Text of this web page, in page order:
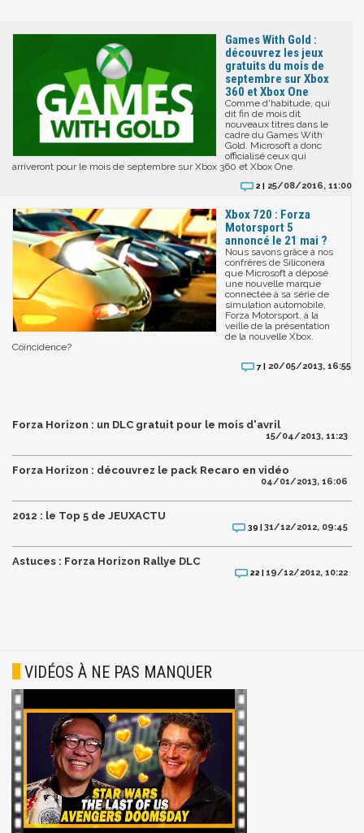
Games With Gold :
découvrez les jeux
gratuits du mois de
septembre sur Xbox
360 et Xbox One
Comme d'habitude, qui
dit fin de mois dit
nouveaux titres dans le
cadre du Games With
Gold. Microsoft a donc
officialisé ceux qui
arriveront pour le mois de septembre sur Xbox 360 et Xbox One.
2 | 25/08/2016, 11:00
Xbox 720 : Forza
Motorsport 5
annoncé le 21 mai ?
Nous savons grâce à nos
confrères de Siliconera
que Microsoft a déposé
une nouvelle marque
connectée à sa série de
simulation automobile,
Forza Motorsport, à la
veille de la présentation
de la nouvelle Xbox.
Coïncidence?
7 | 20/05/2013, 16:55
Forza Horizon : un DLC gratuit pour le mois d'avril
15/04/2013, 11:23
Forza Horizon : découvrez le pack Recaro en vidéo
04/01/2013, 16:06
2012 : le Top 5 de JEUXACTU
39 | 31/12/2012, 09:45
Astuces : Forza Horizon Rallye DLC
22 | 19/12/2012, 10:22
VIDÉOS À NE PAS MANQUER